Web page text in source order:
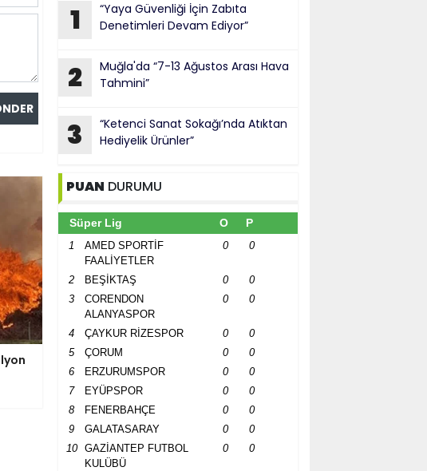
1
“Yaya Güvenliği İçin Zabıta
Denetimleri Devam Ediyor”
2
Muğla'da “7-13 Ağustos Arası Hava
Tahmini”
3
“Ketenci Sanat Sokağı’nda Atıktan
Hediyelik Ürünler”
PUAN DURUMU
Süper Lig O P
1
AMED SPORTİF
FAALİYETLER
0 0
2 BEŞİKTAŞ 0
0
3
CORENDON
ALANYASPOR
0 0
4 ÇAYKUR RİZESPOR 0
0
5
ÇORUM 0
0
6
ERZURUMSPOR 0
0
7
EYÜPSPOR 0
0
8
FENERBAHÇE 0
0
9
GALATASARAY 0
0
10
GAZİANTEP FUTBOL
KULÜBÜ
0 0